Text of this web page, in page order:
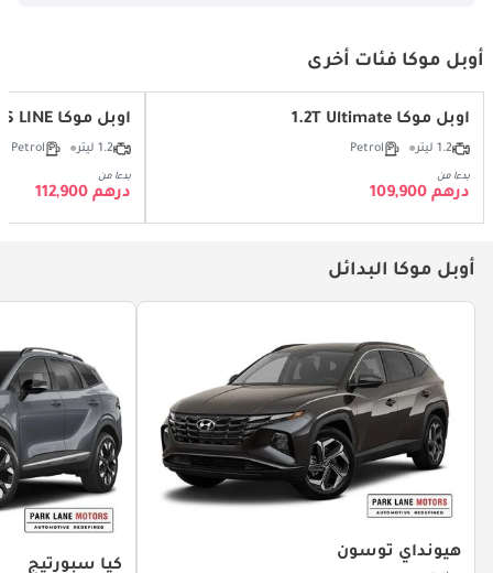
أوبل موكا فئات أخرى
أوبل موكا 1.2T Ultimate
1.2 ليتر Petrol
بدءا من
درهم 109,900
أوبل موكا 1.2T GS LINE
1.2 ليتر Petrol
بدءا من
درهم 112,900
أوبل موكا البدائل
هيونداي توسون
كيا سبورتيج